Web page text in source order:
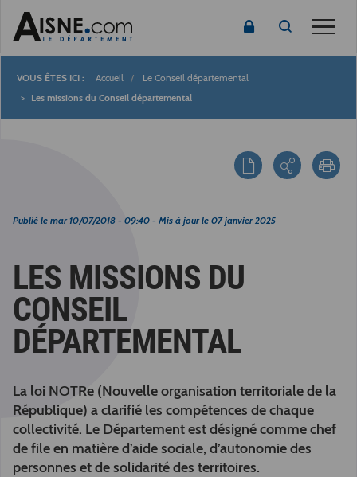
Fil
Accueil
Le Conseil départemental
Les missions du Conseil départemental
Publié le mar 10/07/2018 - 09:40 - Mis à jour le 07 janvier 2025
LES MISSIONS DU
CONSEIL
DÉPARTEMENTAL
La loi NOTRe (Nouvelle organisation territoriale de la
République) a clarifié les compétences de chaque
collectivité. Le Département est désigné comme chef
de file en matière d’aide sociale, d’autonomie des
personnes et de solidarité des territoires.